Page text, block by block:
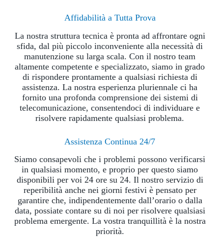
Affidabilità a Tutta Prova
La nostra struttura tecnica è pronta ad affrontare ogni
sfida, dal più piccolo inconveniente alla necessità di
manutenzione su larga scala. Con il nostro team
altamente competente e specializzato, siamo in grado
di rispondere prontamente a qualsiasi richiesta di
assistenza. La nostra esperienza pluriennale ci ha
fornito una profonda comprensione dei sistemi di
telecomunicazione, consentendoci di individuare e
risolvere rapidamente qualsiasi problema.
Assistenza Continua 24/7
Siamo consapevoli che i problemi possono verificarsi
in qualsiasi momento, e proprio per questo siamo
disponibili per voi 24 ore su 24. Il nostro servizio di
reperibilità anche nei giorni festivi è pensato per
garantire che, indipendentemente dall’orario o dalla
data, possiate contare su di noi per risolvere qualsiasi
problema emergente. La vostra tranquillità è la nostra
priorità.